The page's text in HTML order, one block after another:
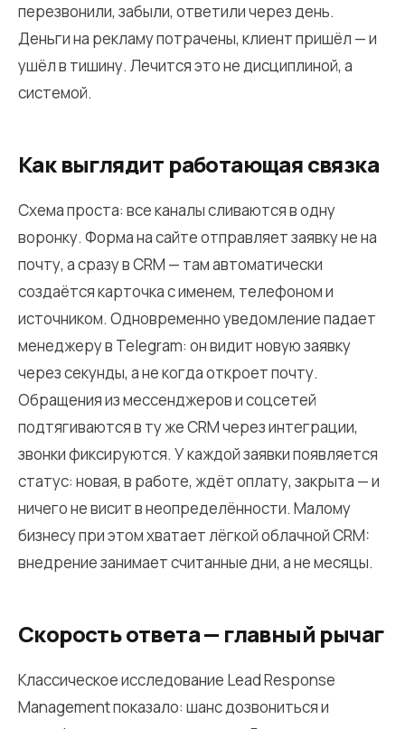
перезвонили, забыли, ответили через день.
Деньги на рекламу потрачены, клиент пришёл — и
ушёл в тишину. Лечится это не дисциплиной, а
системой.
Как выглядит работающая связка
Схема проста: все каналы сливаются в одну
воронку. Форма на сайте отправляет заявку не на
почту, а сразу в CRM — там автоматически
создаётся карточка с именем, телефоном и
источником. Одновременно уведомление падает
менеджеру в Telegram: он видит новую заявку
через секунды, а не когда откроет почту.
Обращения из мессенджеров и соцсетей
подтягиваются в ту же CRM через интеграции,
звонки фиксируются. У каждой заявки появляется
статус: новая, в работе, ждёт оплату, закрыта — и
ничего не висит в неопределённости. Малому
бизнесу при этом хватает лёгкой облачной CRM:
внедрение занимает считанные дни, а не месяцы.
Скорость ответа — главный рычаг
Классическое исследование Lead Response
Management показало: шанс дозвониться и